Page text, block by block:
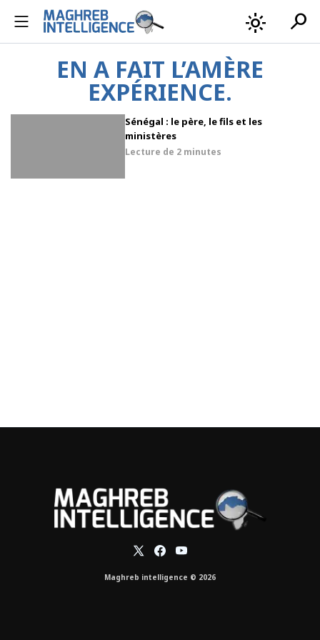
light_mode search
EN A FAIT L’AMÈRE
EXPÉRIENCE.
Sénégal : le père, le fils et les
ministères
Lecture de 2 minutes
Maghreb intelligence © 2026